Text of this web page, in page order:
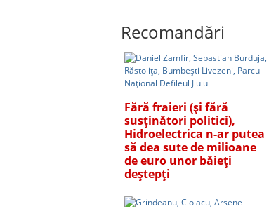
Recomandări
Fără fraieri (și fără
susținători politici),
Hidroelectrica n-ar putea
să dea sute de milioane
de euro unor băieți
deștepți